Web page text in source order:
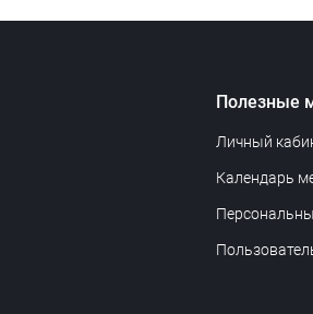
Полезные
Личный
Календарь